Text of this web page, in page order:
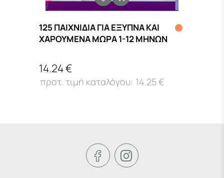
125 ΠΑΙΧΝΙΔΙΑ ΓΙΑ ΕΞΥΠΝΑ ΚΑΙ
ΧΑΡΟΥΜΕΝΑ ΜΩΡΑ 1-12 ΜΗΝΩΝ
14.24 €
14.25 €
 